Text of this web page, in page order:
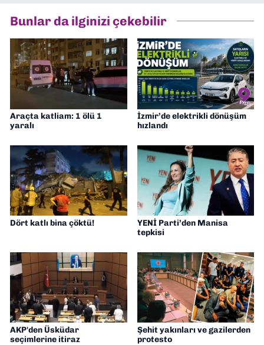
Gazetesi'nde editörlük yapıyorum
Bunlar da ilginizi çekebilir
Araçta katliam: 1 ölü 1
yaralı
İzmir’de elektrikli dönüşüm
hızlandı
Dört katlı bina çöktü!
YENİ Parti’den Manisa
tepkisi
AKP'den Üsküdar
seçimlerine itiraz
Şehit yakınları ve gazilerden
protesto